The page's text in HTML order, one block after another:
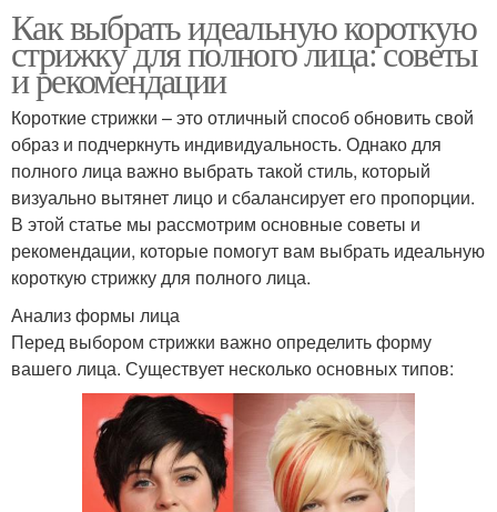
Как выбрать идеальную короткую
стрижку для полного лица: советы
и рекомендации
Короткие стрижки – это отличный способ обновить свой
образ и подчеркнуть индивидуальность. Однако для
полного лица важно выбрать такой стиль, который
визуально вытянет лицо и сбалансирует его пропорции.
В этой статье мы рассмотрим основные советы и
рекомендации, которые помогут вам выбрать идеальную
короткую стрижку для полного лица.
Анализ формы лица
Перед выбором стрижки важно определить форму
вашего лица. Существует несколько основных типов: